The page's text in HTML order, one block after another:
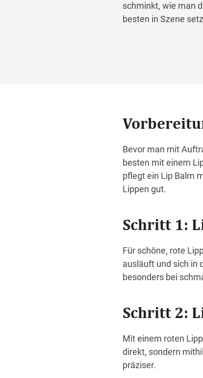
schminkt, wie man
besten in Szene
Bevor man mit
besten mit einem
pflegt ein Lip Balm
Lippen gut.
Schritt 1:
Für schöne, rote
ausläuft und sich in
besonders bei
Schritt 2:
Mit einem roten
direkt, sondern
präziser.